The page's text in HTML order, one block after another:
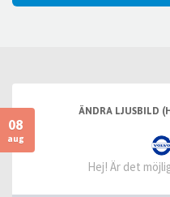
08
aug
ÄNDRA LJUSBILD
Hej! Är det